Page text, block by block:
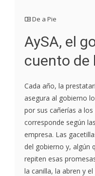
De a Pie
AySA, el
cuento de
Cada año, la
asegura al gobierno
por sus cañerías a
corresponde según
empresa. Las
del gobierno y, algún
repiten esas
la canilla, la abren y